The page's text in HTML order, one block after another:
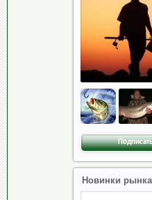
Новинки рынка